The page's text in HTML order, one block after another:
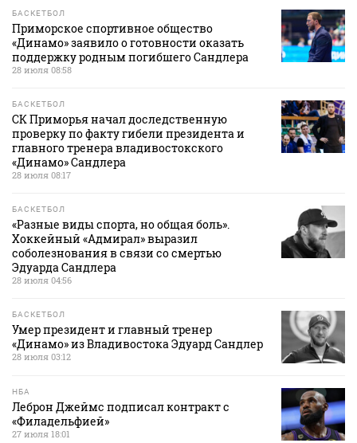
БАСКЕТБОЛ
Приморское спортивное общество
«Динамо» заявило о готовности оказать
поддержку родным погибшего Сандлера
28 июля 08:58
БАСКЕТБОЛ
СК Приморья начал доследственную
проверку по факту гибели президента и
главного тренера владивостокского
«Динамо» Сандлера
28 июля 08:17
БАСКЕТБОЛ
«Разные виды спорта, но общая боль».
Хоккейный «Адмирал» выразил
соболезнования в связи со смертью
Эдуарда Сандлера
28 июля 04:56
БАСКЕТБОЛ
Умер президент и главный тренер
«Динамо» из Владивостока Эдуард Сандлер
28 июля 03:12
НБА
Леброн Джеймс подписал контракт с
«Филадельфией»
27 июля 18:01